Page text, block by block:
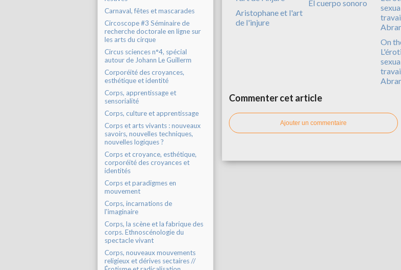
Carnaval, fêtes et mascarades
Circoscope #3 Séminaire de
recherche doctorale en ligne sur
les arts du cirque
Circus sciences n°4, spécial
autour de Johann Le Guillerm
Corporéité des croyances,
esthétique et identité
Corps, apprentissage et
sensorialité
Corps, culture et apprentissage
Corps et arts vivants : nouveaux
savoirs, nouvelles techniques,
nouvelles logiques ?
Corps et croyance, esthétique,
corporéité des croyances et
identités
Corps et paradigmes en
mouvement
Corps, incarnations de
l'imaginaire
Corps, la scène et la fabrique des
corps. Ethnoscénologie du
spectacle vivant
Corps, nouveaux mouvements
religieux et dérives sectaires //
Aristophane et l'art
de l'injure
El cuerpo sonoro
On
Commenter cet article
Ajouter un commentaire